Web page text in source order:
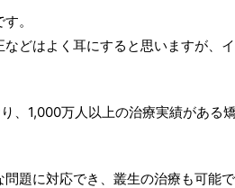
。
どはよく耳にすると思いますが、
、1,000万人以上の治療実績がある
題に対応でき、叢生の治療も可能で